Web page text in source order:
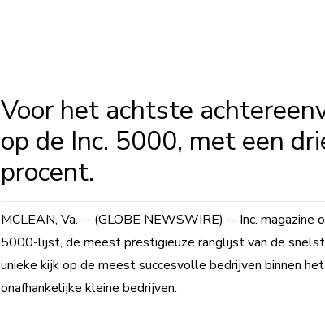
Voor het achtste
op de Inc. 5000, met een
procent.
MCLEAN, Va. -- (GLOBE NEWSWIRE) -- Inc.
5000-lijst, de meest prestigieuze ranglijst van de
unieke kijk op de meest succesvolle bedrijven binnen
onafhankelijke kleine bedrijven.